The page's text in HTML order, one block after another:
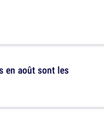
en août sont les